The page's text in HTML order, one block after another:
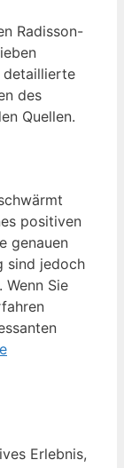
Radisson-
detaillierte
des
Quellen.
positiven
genauen
sind jedoch
Sie
Erlebnis,